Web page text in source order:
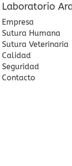
Laboratorio
Empresa
Sutura Humana
Sutura Veterinaria
Calidad
Seguridad
Contacto